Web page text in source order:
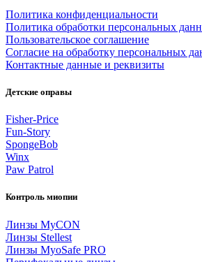
Политика конфиденциальности
Политика обработки персональных
Пользовательское соглашение
Согласие на обработку персональных
Контактные данные и реквизиты
Детские оправы
Fisher-Price
Fun-Story
SpongeBob
Winx
Paw Patrol
Контроль миопии
Линзы MyCON
Линзы Stellest
Линзы MyoSafe PRO